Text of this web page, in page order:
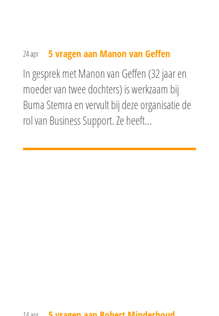
24 apr 5 vragen aan Manon van Geffen
In gesprek met Manon van Geffen (32 jaar en
moeder van twee dochters) is werkzaam bij
Buma Stemra en vervult bij deze organisatie de
rol van Business Support. Ze heeft...